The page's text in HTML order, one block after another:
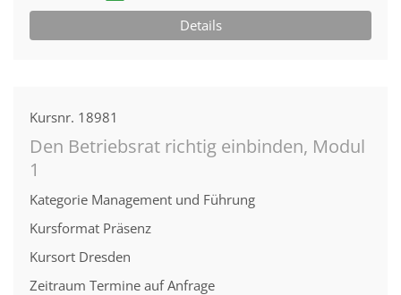
Details
Kursnr. 18981
Den Betriebsrat richtig einbinden, Modul
1
Kategorie Management und Führung
Kursformat Präsenz
Kursort Dresden
Zeitraum Termine auf Anfrage